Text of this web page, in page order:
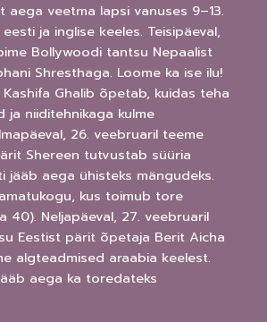
aega veetma lapsi vanuses 9–13.
ja inglise keeles. Teisipäeval,
Bollywoodi tantsu Nepaalist
Shresthaga. Loome ka ise ilu!
Ghalib õpetab, kuidas teha
ja niiditehnikaga kulme
26. veebruaril teeme
Shereen tutvustab süüria
jääb aega ühisteks mängudeks.
kus toimub tore
40). Neljapäeval, 27. veebruaril
Eestist pärit õpetaja Berit Aicha
algteadmised araabia keelest.
aega ka toredateks